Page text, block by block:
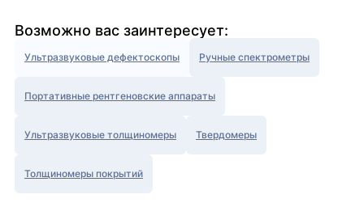
Возможно вас заинтересует:
Ультразвуковые дефектоскопы Ручные спектрометры
Портативные рентгеновские аппараты
Ультразвуковые толщиномеры Твердомеры
Толщиномеры покрытий